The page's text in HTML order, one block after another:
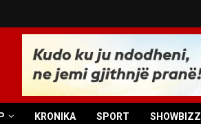
KRONIKA SPORT SHOWBIZZ